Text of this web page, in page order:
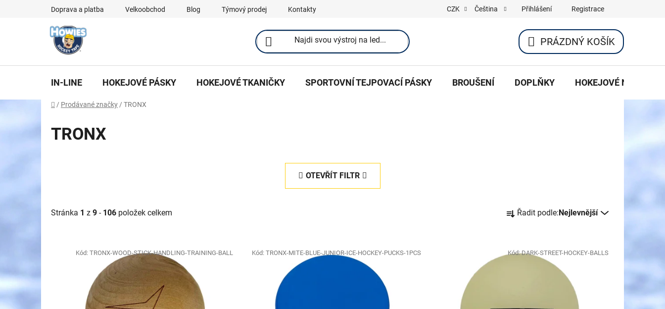
Doprava a platba Velkoobchod Blog Týmový prodej Kontakty CZK Čeština Přihlášení Registrace
NÁKUPNÍ
KOŠÍK
PRÁZDNÝ KOŠÍK
IN-LINE HOKEJOVÉ PÁSKY HOKEJOVÉ TKANIČKY SPORTOVNÍ TEJPOVACÍ PÁSKY BROUŠENÍ DOPLŇKY HOKEJOVÉ NOŽE
Domů
/ Prodávané značky / TRONX
TRONX
OTEVŘÍT FILTR
Stránka 1 z 9 - 106 položek celkem
a
n
Řadit podle:Nejlevnější
Kód:TRONX-WOOD-STICK-HANDLING-TRAINING-BALL Kód: TRONX-MITE-BLUE-JUNIOR-ICE-HOCKEY-PUCKS-1PCS Kód:DARK-STREET-HOCKEY-BALLS